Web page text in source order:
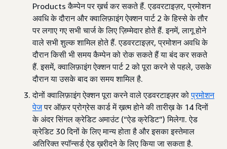
Products कैम्पेन पर ख़र्च कर सकते हैं. एडवरटाइज़र, प्रमोशन
अवधि के दौरान और क्वालिफ़ाइंग ऐक्शन पार्ट 2 के हिस्से के तौर
पर लगाए गए सभी चार्ज के लिए ज़िम्मेदार होते हैं. इनमें, लागू होने
वाले सभी शुल्क शामिल होते हैं. एडवरटाइज़र, प्रमोशन अवधि के
दौरान किसी भी समय कैम्पेन को रोक सकते हैं या बंद कर सकते
हैं. इसमें, क्वालिफ़ाइंग ऐक्शन पार्ट 2 को पूरा करने से पहले, उसके
दौरान या उसके बाद का समय शामिल है.
दोनों क्वालिफ़ाइंग ऐक्शन पूरा करने वाले एडवरटाइज़र कोप्रमोशन
पेजपर ऑफ़र प्रोग्रेस कार्ड में ख़त्म होने की तारीख़ के 14 दिनों
के अंदर सिंगल क्रेडिट अमाउंट (“ऐड क्रेडिट”) मिलेगा. ऐड
क्रेडिट 30 दिनों के लिए मान्य होता है और इसका इस्तेमाल
अतिरिक्त स्पॉन्सर्ड ऐड ख़रीदने के लिए किया जा सकता है.